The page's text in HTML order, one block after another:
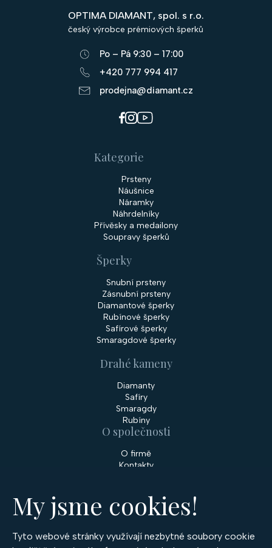
My jsme cookies!
Tyto webové stránky využívají nezbytné soubory cookie
OPTIMA DIAMANT, spol. s r.o.
český výrobce prémiových šperků
Po – Pá 9:30 – 17:00
+420 777 994 417
prodejna@diamant.cz
Kategorie
Prsteny
Náušnice
Náramky
Náhrdelníky
Přívěsky a medailony
Soupravy šperků
Šperky
Snubní prsteny
Zásnubní prsteny
Diamantové šperky
Rubínové šperky
Safírové šperky
Smaragdové šperky
Drahé kameny
Diamanty
Safíry
Smaragdy
Rubíny
O společnosti
O firmě
Kontakty
Služby
Zakázková výroba šperků
Nakupování